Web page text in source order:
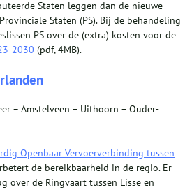
Staten leggen dan de nieuwe
Staten (PS). Bij de behandeling
PS over de (extra) kosten voor de
2030 (pdf, 4MB).
– Amstelveen – Uithoorn – Ouder-
Openbaar Vervoerverbinding tussen
de bereikbaarheid in de regio. Er
over de Ringvaart tussen Lisse en